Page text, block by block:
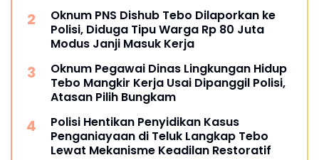
Oknum PNS Dishub Tebo Dilaporkan ke
Polisi, Diduga Tipu Warga Rp 80 Juta
Modus Janji Masuk Kerja
Oknum Pegawai Dinas Lingkungan Hidup
Tebo Mangkir Kerja Usai Dipanggil Polisi,
Atasan Pilih Bungkam
Polisi Hentikan Penyidikan Kasus
Penganiayaan di Teluk Langkap Tebo
Lewat Mekanisme Keadilan Restoratif